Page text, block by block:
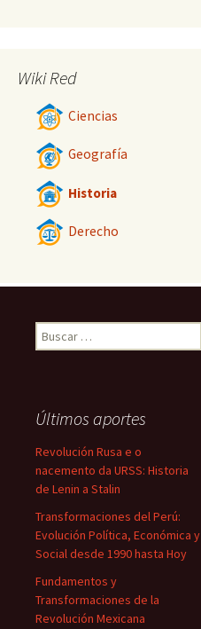
Wiki Red
Ciencias
Geografía
Historia
Derecho
Buscar:
Últimos aportes
Revolución Rusa e o
nacemento da URSS: Historia
de Lenin a Stalin
Transformaciones del Perú:
Evolución Política, Económica y
Social desde 1990 hasta Hoy
Fundamentos y
Transformaciones de la
Revolución Mexicana